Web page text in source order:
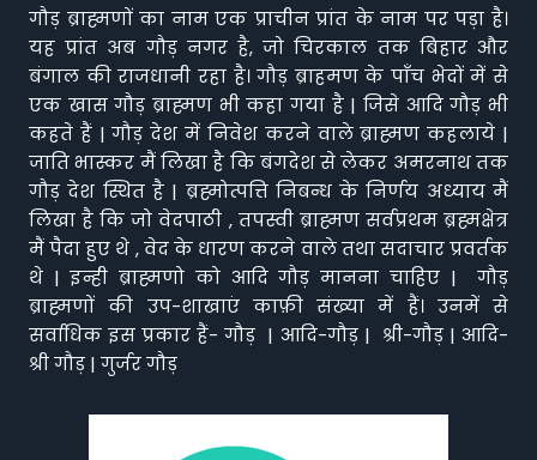
गौड़ ब्राह्मणों का नाम एक प्राचीन प्रांत के नाम पर पड़ा है।
यह प्रांत अब गौड़ नगर है, जो चिरकाल तक बिहार और
बंगाल की राजधानी रहा है। गौड़ ब्राहमण के पाँच भेदों में से
एक खास गौड़ ब्राह्मण भी कहा गया है | जिसे आदि गौड़ भी
कहते हैं | गौड़ देश में निवेश करने वाले ब्राह्मण कहलाये |
जाति भास्कर मैं लिखा है कि बंगदेश से लेकर अमरनाथ तक
गौड़ देश स्थित है | ब्रह्मोत्पत्ति निबन्ध के निर्णय अध्याय मैं
लिखा है कि जो वेदपाठी , तपस्वी ब्राह्मण सर्वप्रथम ब्रह्मक्षेत्र
मैं पैदा हुए थे , वेद के धारण करने वाले तथा सदाचार प्रवर्तक
थे | इन्ही ब्राह्मणो को आदि गौड़ मानना चाहिए | गौड़
ब्राह्मणों की उप-शाखाएं काफ़ी संख्या में हैं। उनमें से
सर्वाधिक इस प्रकार हैं- गौड़ | आदि-गौड़ | श्री-गौड़ | आदि-
श्री गौड़ | गुर्जर गौड़